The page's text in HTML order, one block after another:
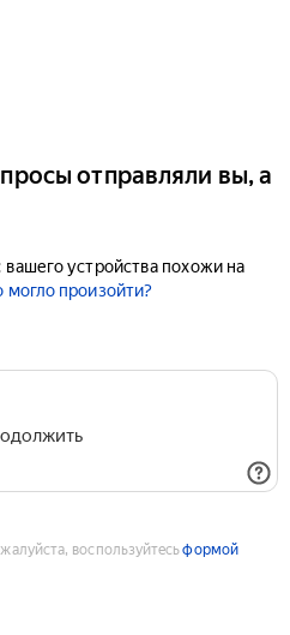
отправляли вы, а
устройства похожи на
могло произойти?
воспользуйтесьформой